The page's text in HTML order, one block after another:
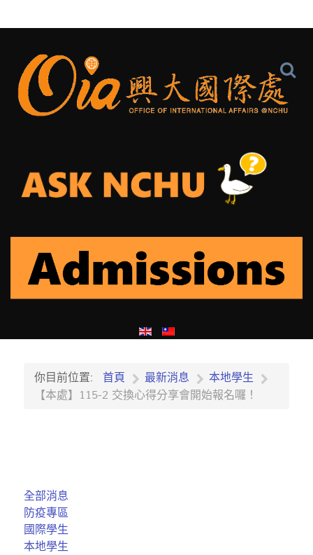
你目前位置: 首頁 最新消息
本地學生
【本處】115-2 交換心得分享會開始報名囉！
全部消息
防疫專區
國際學生
本地學生